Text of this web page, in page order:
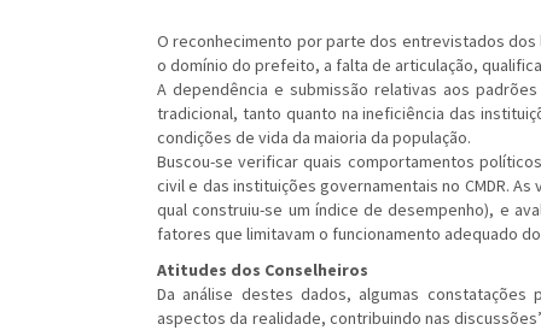
O reconhecimento por parte dos entrevistados dos
o domínio do prefeito, a falta de articulação,
A dependência e submissão relativas aos
tradicional, tanto quanto na ineficiência das
condições de vida da maioria da população.
Buscou-se verificar quais comportamentos
civil e das instituições governamentais no CMDR.
qual construiu-se um índice de desempenho), e
fatores que limitavam o funcionamento adequado
Atitudes dos Conselheiros
Da análise destes dados, algumas
aspectos da realidade, contribuindo nas